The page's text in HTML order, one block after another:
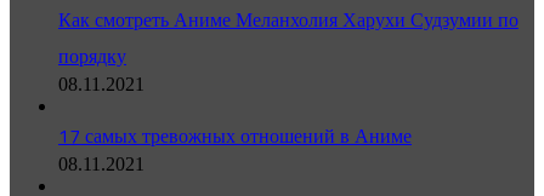
Как смотреть Аниме Меланхолия Харухи Судзумии по
порядку
08.11.2021
17 самых тревожных отношений в Аниме
08.11.2021